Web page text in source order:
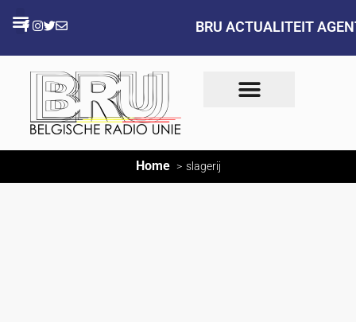
BRU ACTUALITEIT
Home slagerij